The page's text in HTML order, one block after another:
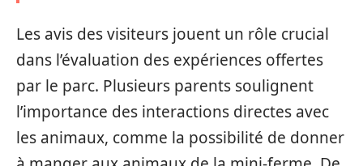
Les avis des visiteurs jouent un rôle crucial
dans l’évaluation des expériences offertes
par le parc. Plusieurs parents soulignent
l’importance des interactions directes avec
les animaux, comme la possibilité de donner